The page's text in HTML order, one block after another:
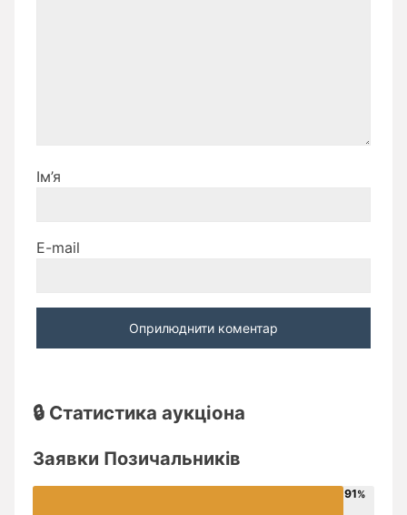
Ім’я
E-mail
🔒 Статистика аукціона
Заявки Позичальників
91